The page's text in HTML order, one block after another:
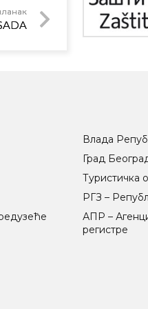
Влада
Град
Туристичка
РГЗ –
АПР –
регистре